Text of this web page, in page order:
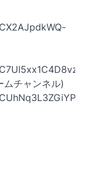
チャンネル)